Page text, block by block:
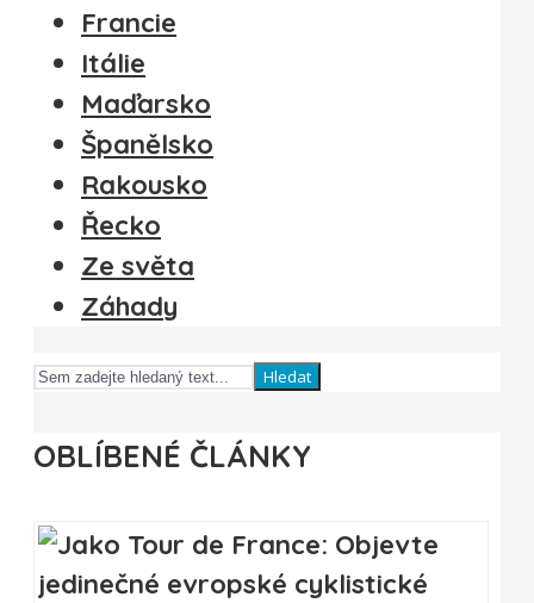
Francie
Itálie
Maďarsko
Španělsko
Rakousko
Řecko
Ze světa
Záhady
Hledat
OBLÍBENÉ ČLÁNKY